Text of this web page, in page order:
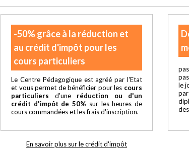
-50% grâce à la réduction et
au crédit d'impôt pour les
cours particuliers
Le Centre Pédagogique est agréé par l'Etat
et vous permet de bénéficier pour les cours
particuliers d'une réduction ou d'un
crédit d'impôt de 50% sur les heures de
cours commandées et les frais d'inscription.
En savoir plus sur le crédit d'impôt
le